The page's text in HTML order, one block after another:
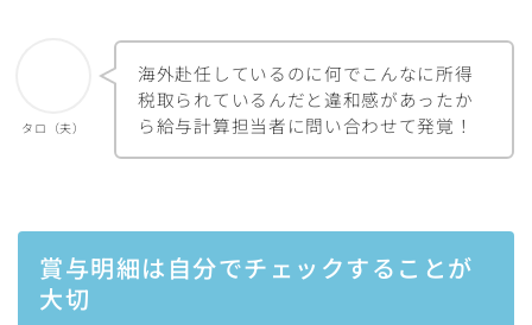
タロ（夫）
海外赴任しているのに何でこんなに所得
税取られているんだと違和感があったか
ら給与計算担当者に問い合わせて発覚！
賞与明細は自分でチェックすることが
大切